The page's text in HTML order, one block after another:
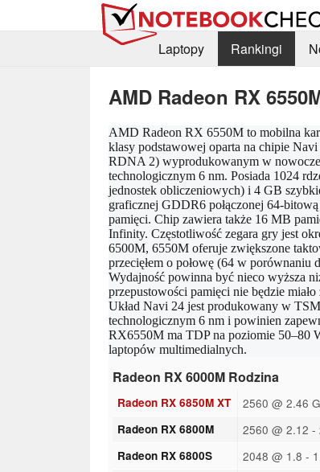
Laptopy
Rankingi
AMD Radeon RX
AMD Radeon RX 6550M to mobilna
klasy podstawowej oparta na chipie
RDNA 2) wyprodukowanym w
technologicznym 6 nm. Posiada 1024
jednostek obliczeniowych) i 4 GB
graficznej GDDR6 połączonej 64-bitową
pamięci. Chip zawiera także 16 MB
Infinity. Częstotliwość zegara gry jest
6500M, 6550M oferuje zwiększone
przecięłem o połowę (64 w porównaniu
Wydajność powinna być nieco wyższa
przepustowości pamięci nie będzie
Układ Navi 24 jest produkowany w
technologicznym 6 nm i powinien
RX6550M ma TDP na poziomie 50–80
laptopów multimedialnych.
Radeon RX 6000M Rodzina
Radeon RX 6850M XT 2560 @ 2.46
Radeon RX 6800M 2560 @ 2.12 -
Radeon RX 6800S 2048 @ 1.8 -